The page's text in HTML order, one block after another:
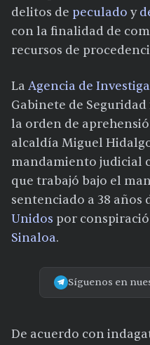
delitos de peculado y
con la finalidad de
recursos de
La Agencia de
Gabinete de
la orden de
alcaldía Miguel
mandamiento judicial
que trabajó bajo el
sentenciado a 38 años
Unidos por
Sinaloa.
Síguenos en
De acuerdo con